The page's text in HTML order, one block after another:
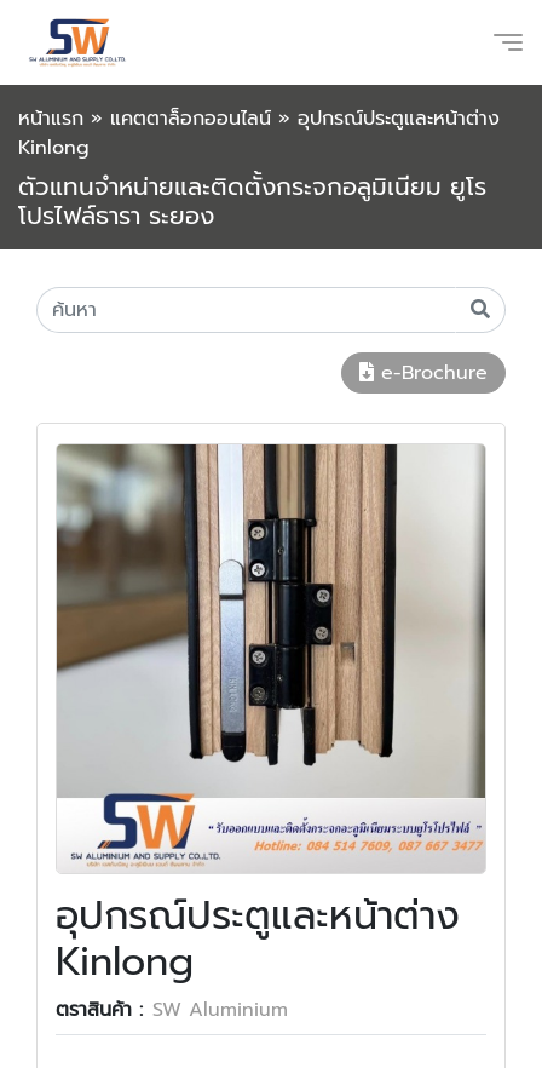
หน้าแรก » แคตตาล็อกออนไลน์ » อุปกรณ์ประตูและหน้าต่าง
Kinlong
ตัวแทนจำหน่ายและติดตั้งกระจกอลูมิเนียม ยูโร
โปรไฟล์ธารา ระยอง
e-Brochure
อุปกรณ์ประตูและหน้าต่าง
Kinlong
ตราสินค้า : SW Aluminium